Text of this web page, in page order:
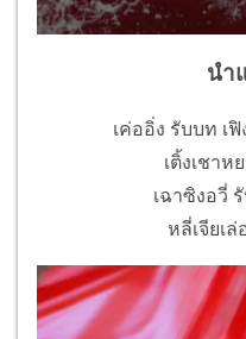
นำ
เค่ออิ่ง รับบท เ
เติ้งเชาห
เฉาซิงอวี่
หลี่เจียเ